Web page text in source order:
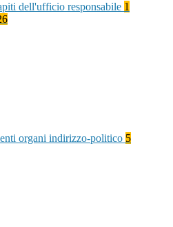
dell'ufficio responsabile 1
organi indirizzo-politico 5